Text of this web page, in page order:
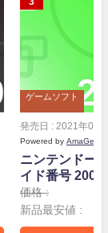
ゲームソフト
発売日 : 2021年07
Powered by AmaGetti
ニンテンドー
イド番号 2000
ンラインコー
価格 :
新品最安値 :